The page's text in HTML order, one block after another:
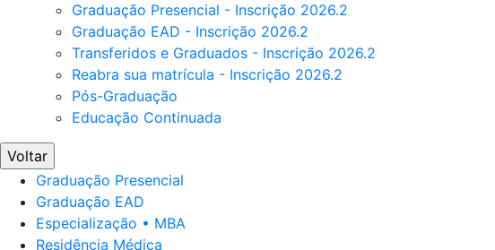
Graduação Presencial - Inscrição 2026.2
Graduação EAD - Inscrição 2026.2
Transferidos e Graduados - Inscrição 2026.2
Reabra sua matrícula - Inscrição 2026.2
Pós-Graduação
Educação Continuada
Voltar
Graduação Presencial
Graduação EAD
Especialização • MBA
Residência Médica